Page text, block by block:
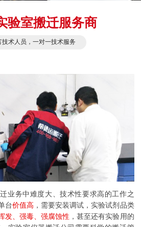
验室搬迁服务商
技术人员，一对一技术服务
业务中难度大、技术性要求高的工作之
台价值高 ，需要安装调试，实验试剂品类
发、强毒、强腐蚀性 ，甚至还有实验用的